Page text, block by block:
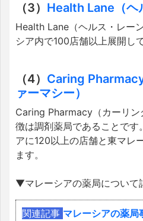
（3） Health Lane（ヘ
Health Lane（ヘルス・レー
シア内で100店舗以上展開し
（4） Caring
ァーマシー）
Caring Pharmacy（カーリン
徴は調剤薬局であることで
アに120以上の店舗と東マレ
ます。
▼マレーシアの薬局につい
関連記事 マレーシアの薬局